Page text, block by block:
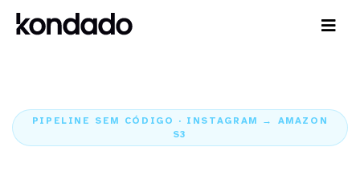
PIPELINE SEM CÓDIGO · INSTAGRAM → AMAZON
S3